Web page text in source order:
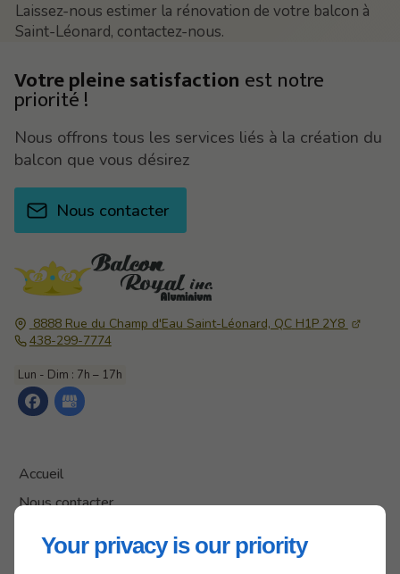
Your privacy is our priority
Laissez-nous estimer la rénovation de votre balcon à
Saint-Léonard, contactez-nous.
8888 Rue du Champ d'Eau Saint-Léonard, QC H1P 2Y8
438-299-7774
Lun - Dim : 7h – 17h
Accueil
Nous contacter
Plan du site
Votre pleine satisfaction est notre
priorité !
Nous offrons tous les services liés à la création du
balcon que vous désirez
Nous contacter